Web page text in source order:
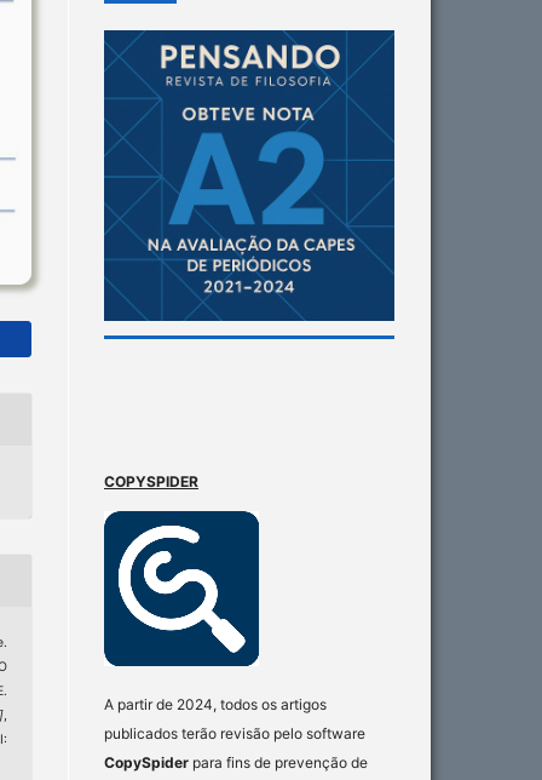
COPYSPIDER
A partir de 2024, todos os artigos
publicados terão revisão pelo software
CopySpider para fins de prevenção de